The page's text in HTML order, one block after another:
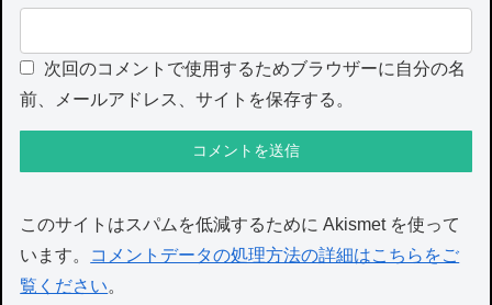
次回のコメントで使用するためブラウザーに自分の名
前、メールアドレス、サイトを保存する。
このサイトはスパムを低減するために Akismet を使って
います。
コメントデータの処理方法の詳細はこちらをご
覧ください。